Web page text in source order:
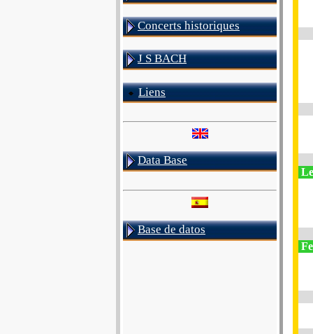
Concerts historiques
J S BACH
Liens
Data Base
Base de datos